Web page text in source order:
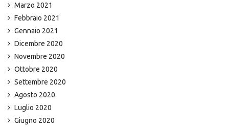
Marzo 2021
Febbraio 2021
Gennaio 2021
Dicembre 2020
Novembre 2020
Ottobre 2020
Settembre 2020
Agosto 2020
Luglio 2020
Giugno 2020